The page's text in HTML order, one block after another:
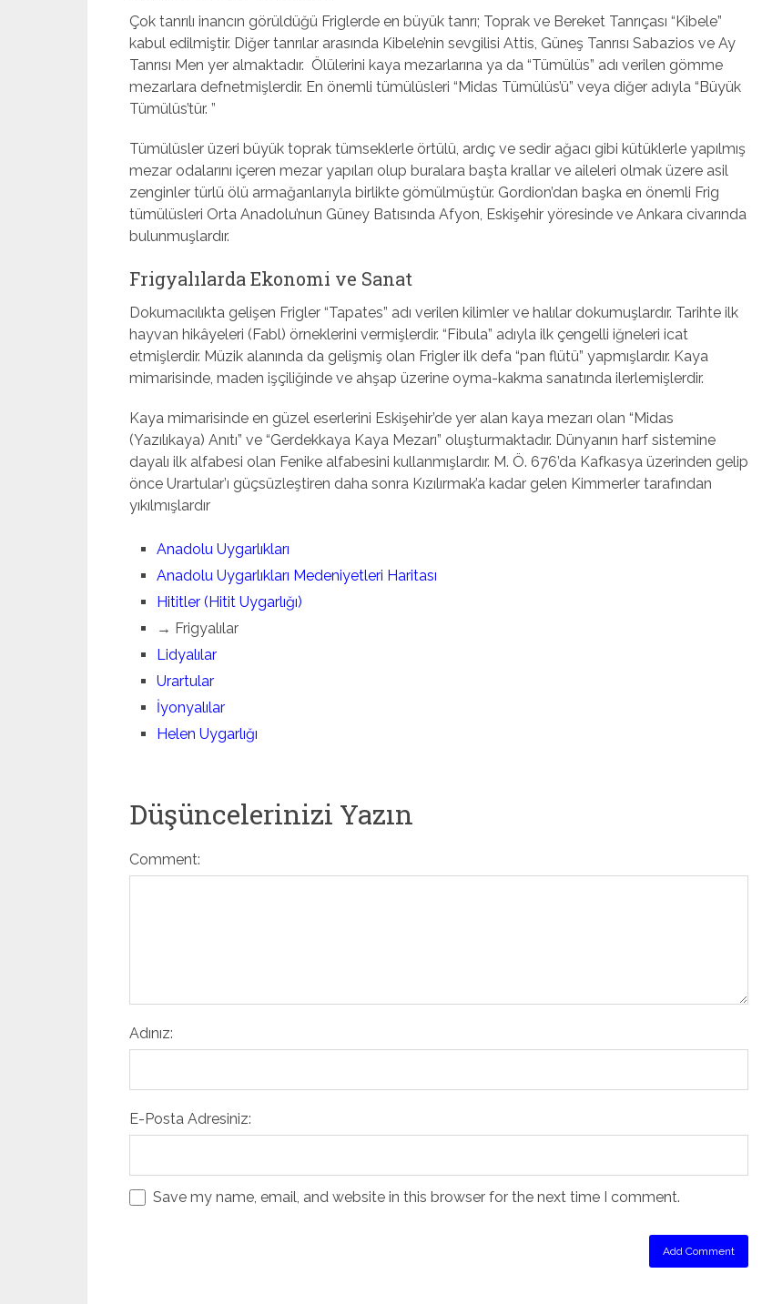
Çok tanrılı inancın görüldüğü Friglerde en büyük tanrı; Toprak ve Bereket Tanrıçası “Kibele”
kabul edilmiştir. Diğer tanrılar arasında Kibele’nin sevgilisi Attis, Güneş Tanrısı Sabazios ve Ay
Tanrısı Men yer almaktadır. Ölülerini kaya mezarlarına ya da “Tümülüs” adı verilen gömme
mezarlara defnetmişlerdir. En önemli tümülüsleri “Midas Tümülüs’ü” veya diğer adıyla “Büyük
Tümülüs’tür. ”
Tümülüsler üzeri büyük toprak tümseklerle örtülü, ardıç ve sedir ağacı gibi kütüklerle yapılmış
mezar odalarını içeren mezar yapıları olup buralara başta krallar ve aileleri olmak üzere asil
zenginler türlü ölü armağanlarıyla birlikte gömülmüştür. Gordion’dan başka en önemli Frig
tümülüsleri Orta Anadolu’nun Güney Batısında Afyon, Eskişehir yöresinde ve Ankara civarında
bulunmuşlardır.
Frigyalılarda Ekonomi ve Sanat
Dokumacılıkta gelişen Frigler “Tapates” adı verilen kilimler ve halılar dokumuşlardır. Tarihte ilk
hayvan hikâyeleri (Fabl) örneklerini vermişlerdir. “Fibula” adıyla ilk çengelli iğneleri icat
etmişlerdir. Müzik alanında da gelişmiş olan Frigler ilk defa “pan flütü” yapmışlardır. Kaya
mimarisinde, maden işçiliğinde ve ahşap üzerine oyma-kakma sanatında ilerlemişlerdir.
Kaya mimarisinde en güzel eserlerini Eskişehir’de yer alan kaya mezarı olan “Midas
(Yazılıkaya) Anıtı” ve “Gerdekkaya Kaya Mezarı” oluşturmaktadır. Dünyanın harf sistemine
dayalı ilk alfabesi olan Fenike alfabesini kullanmışlardır. M. Ö. 676’da Kafkasya üzerinden gelip
önce Urartular’ı güçsüzleştiren daha sonra Kızılırmak’a kadar gelen Kimmerler tarafından
yıkılmışlardır
Anadolu Uygarlıkları
Anadolu Uygarlıkları Medeniyetleri Haritası
Hititler (Hitit Uygarlığı)
→ Frigyalılar
Lidyalılar
Urartular
İyonyalılar
Helen Uygarlığı
Düşüncelerinizi Yazın
Comment:
Adınız:
E-Posta Adresiniz:
Save my name, email, and website in this browser for the next time I comment.